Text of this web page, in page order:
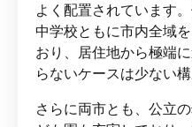
よく配置されています
中学校ともに市内全域
おり、居住地から極端
らないケースは少ない
さらに両市とも、公立